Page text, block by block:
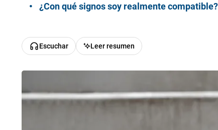
¿Con qué signos soy realmente
Escuchar Leer resumen